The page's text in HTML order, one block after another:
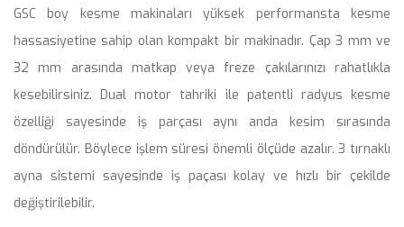
GSC boy kesme makinaları yüksek performansta kesme
hassasiyetine sahip olan kompakt bir makinadır. Çap 3 mm ve
32 mm arasında matkap veya freze çakılarınızı rahatlıkla
kesebilirsiniz. Dual motor tahriki ile patentli radyus kesme
özelliği sayesinde iş parçası aynı anda kesim sırasında
döndürülür. Böylece işlem süresi önemli ölçüde azalır. 3 tırnaklı
ayna sistemi sayesinde iş paçası kolay ve hızlı bir çekilde
değiştirilebilir.